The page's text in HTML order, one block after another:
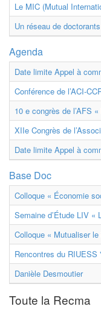
Le MIC (Mutual
Un réseau de
Agenda
Date limite Appel à
Conférence de l’ACI-
10 e congrès de l’AFS
XIIe Congrès de
Date limite Appel à
Base Doc
Colloque « Économie
Semaine d’Étude LIV
Colloque « Mutualiser
Rencontres du RIUESS
Danièle Desmoutier
Toute la Recma